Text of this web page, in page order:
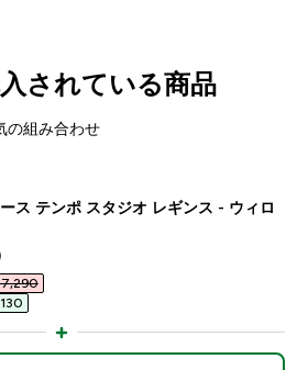
されている商品
の組み合わせ
ス テンポ スタジオ レギンス - ウィロ
price
7,290‎